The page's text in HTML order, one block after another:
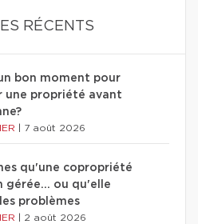
RÉCENTS
bon moment pour
une propriété avant
7 août 2026
qu'une copropriété
gérée… ou qu'elle
problèmes
2 août 2026